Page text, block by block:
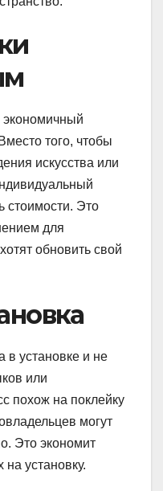
экономичный
того, чтобы
искусства или
стоимости. Это
для
обновить свой
в установке и не
или
похож на поклейку
могут
Это экономит
на установку.